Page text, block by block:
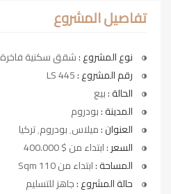
تفاصيل المشروع
نوع المشروع :شقق سكنية فاخرة
رقم المشروع :
الحالة :بيع
المدينة :بودروم
العنوان :ميلاس٬ بودروم٬ تركيا
السعر :ابتداء من $ 400.000
المساحة :ابتداء من 110 Sqm
حالة المشروع :جاهز للتسليم